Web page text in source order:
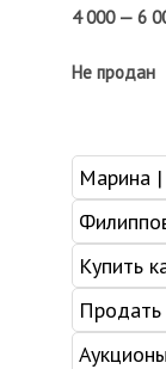
4 000 — 6
Не продан
Марина
Купить
Продать